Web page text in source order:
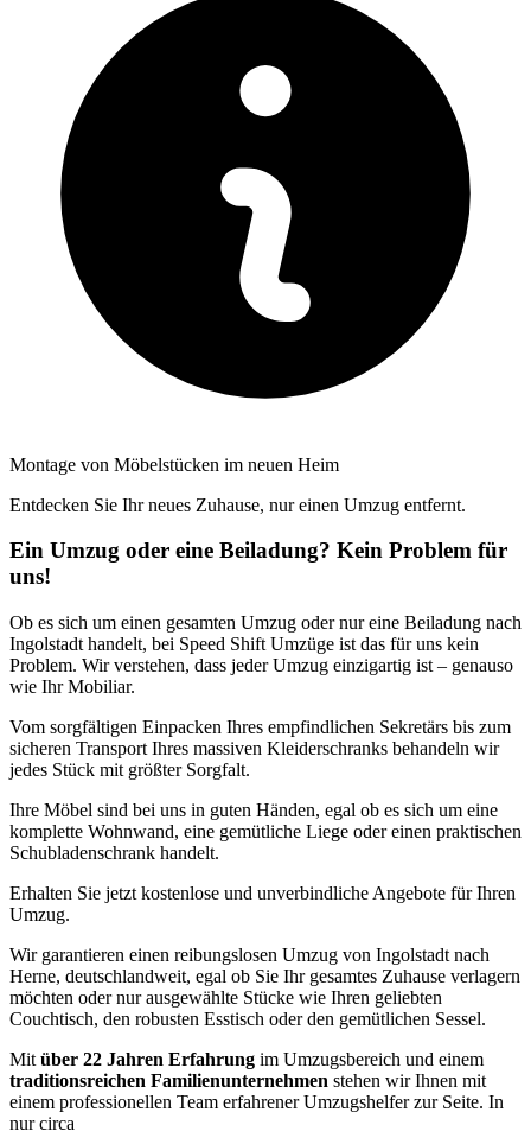
Montage von Möbelstücken im neuen Heim
Entdecken Sie Ihr neues Zuhause, nur einen Umzug entfernt.
Ein Umzug oder eine Beiladung? Kein Problem für
uns!
Ob es sich um einen gesamten Umzug oder nur eine Beiladung nach
Ingolstadt handelt, bei Speed Shift Umzüge ist das für uns kein
Problem. Wir verstehen, dass jeder Umzug einzigartig ist – genauso
wie Ihr Mobiliar.
Vom sorgfältigen Einpacken Ihres empfindlichen Sekretärs bis zum
sicheren Transport Ihres massiven Kleiderschranks behandeln wir
jedes Stück mit größter Sorgfalt.
Ihre Möbel sind bei uns in guten Händen, egal ob es sich um eine
komplette Wohnwand, eine gemütliche Liege oder einen praktischen
Schubladenschrank handelt.
Erhalten Sie jetzt kostenlose und unverbindliche Angebote für Ihren
Umzug.
Wir garantieren einen reibungslosen Umzug von Ingolstadt nach
Herne, deutschlandweit, egal ob Sie Ihr gesamtes Zuhause verlagern
möchten oder nur ausgewählte Stücke wie Ihren geliebten
Couchtisch, den robusten Esstisch oder den gemütlichen Sessel.
Mit über 22 Jahren Erfahrung im Umzugsbereich und einem
traditionsreichen Familienunternehmen stehen wir Ihnen mit
einem professionellen Team erfahrener Umzugshelfer zur Seite. In
nur circa